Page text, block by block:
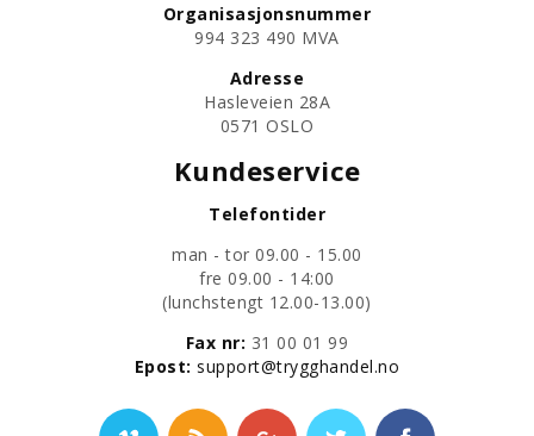
Organisasjonsnummer
​994 323 490 MVA
Adresse
Hasleveien 28A
0571 OSLO
Kundeservice
Telefontider
man - tor 09.00 - 15.00
fre 09.00 - 14:00
​(lunchstengt 12.00-13.00)
Fax nr: 31 00 01 99
​Epost:support@trygghandel.no